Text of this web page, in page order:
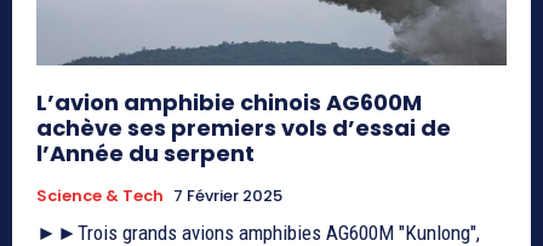
L’avion amphibie chinois AG600M
achève ses premiers vols d’essai de
l’Année du serpent
Science & Tech 7 Février 2025
►►Trois grands avions amphibies AG600M "Kunlong",